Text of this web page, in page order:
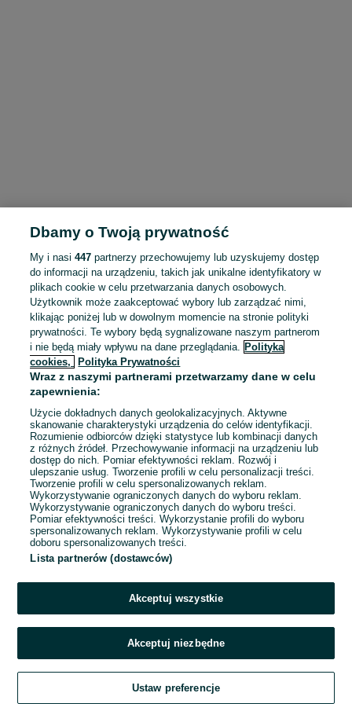
To ogłoszenie nie jest już dostępne
Przejdź na stronę główną
Dbamy o Twoją prywatność
My i nasi447 partnerzy przechowujemy lub uzyskujemy dostęp
do informacji na urządzeniu, takich jak unikalne identyfikatory w
plikach cookie w celu przetwarzania danych osobowych.
Użytkownik może zaakceptować wybory lub zarządzać nimi,
klikając poniżej lub w dowolnym momencie na stronie polityki
prywatności. Te wybory będą sygnalizowane naszym partnerom
i nie będą miały wpływu na dane przeglądania. Polityka
cookies,
Polityka Prywatności
Wraz z naszymi partnerami przetwarzamy dane w celu
zapewnienia:
Użycie dokładnych danych geolokalizacyjnych. Aktywne
skanowanie charakterystyki urządzenia do celów identyfikacji.
Rozumienie odbiorców dzięki statystyce lub kombinacji danych
z różnych źródeł. Przechowywanie informacji na urządzeniu lub
dostęp do nich. Pomiar efektywności reklam. Rozwój i
ulepszanie usług. Tworzenie profili w celu personalizacji treści.
Tworzenie profili w celu spersonalizowanych reklam.
Wykorzystywanie ograniczonych danych do wyboru reklam.
Wykorzystywanie ograniczonych danych do wyboru treści.
Pomiar efektywności treści. Wykorzystanie profili do wyboru
spersonalizowanych reklam. Wykorzystywanie profili w celu
doboru spersonalizowanych treści.
Lista partnerów (dostawców)
Akceptuj wszystkie
Akceptuj niezbędne
Ustaw preferencje